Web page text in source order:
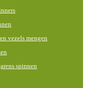
vezels mengen
spinnen